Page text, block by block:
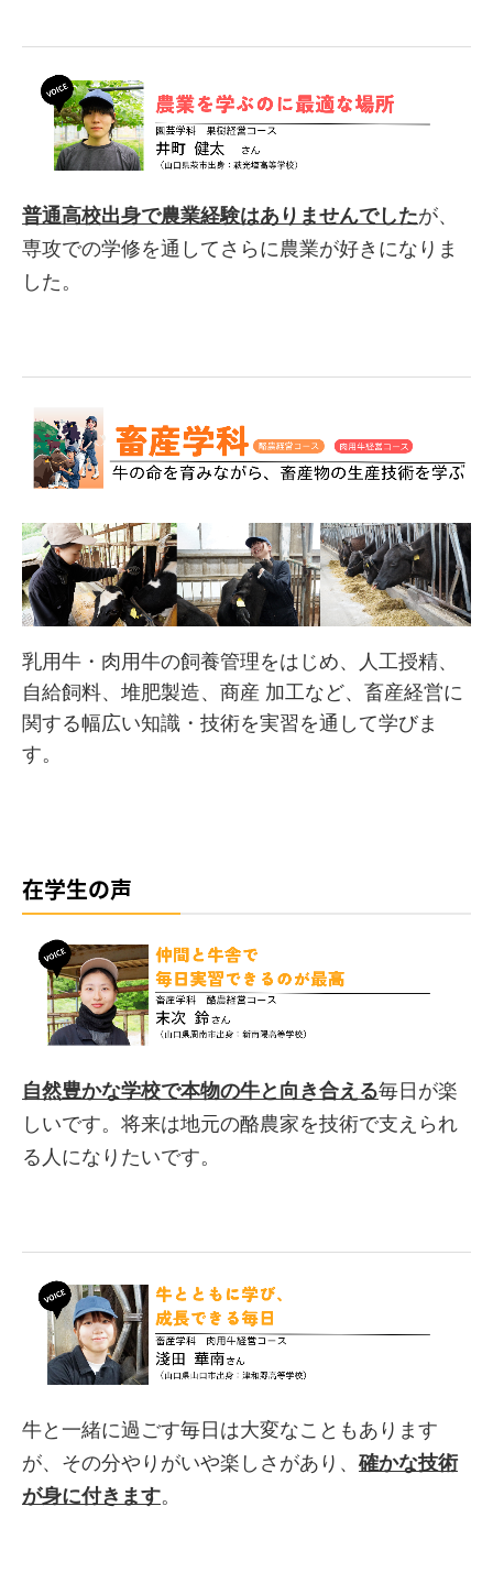
普通高校出身で農業経験はありませんでしたが、
専攻での学修を通してさらに農業が好きになりま
した。
乳用牛・肉用牛の飼養管理をはじめ、人工授精、
自給飼料、堆肥製造、商産 加工など、畜産経営に
関する幅広い知識・技術を実習を通して学びま
す。
在学生の声
自然豊かな学校で本物の牛と向き合える毎日が楽
しいです。将来は地元の酪農家を技術で支えられ
る人になりたいです。
牛と一緒に過ごす毎日は大変なこともあります
が、その分やりがいや楽しさがあり、確かな技術
が身に付きます。